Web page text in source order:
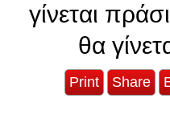
γίνεται
θα
Print Share